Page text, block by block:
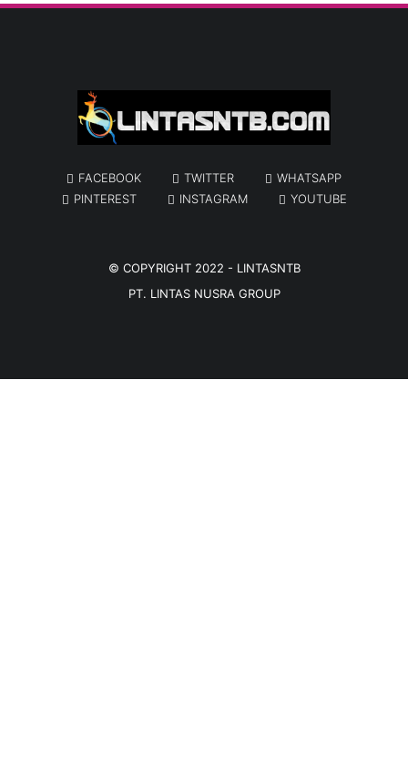
FACEBOOK TWITTER
WHATSAPP
PINTEREST
INSTAGRAM YOUTUBE
© COPYRIGHT 2022 - LINTASNTB
PT. LINTAS NUSRA GROUP